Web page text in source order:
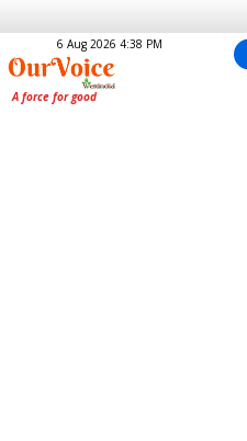
6 Aug 2026 4:38 PM